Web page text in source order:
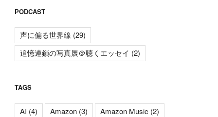
PODCAST
声に偏る世界線 (29)
追憶連鎖の写真展＠聴くエッセイ (2)
TAGS
AI (4) Amazon (3) Amazon Music (2)